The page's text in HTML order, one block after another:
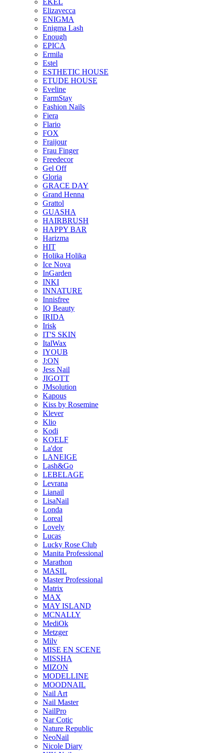
EKEL
Elizavecca
ENIGMA
Enigma Lash
Enough
EPICA
Ermila
Estel
ESTHETIC HOUSE
ETUDE HOUSE
Eveline
FarmStay
Fashion Nails
Fiera
Flario
FOX
Fraijour
Frau Finger
Freedecor
Gel Off
Gloria
GRACE DAY
Grand Henna
Grattol
GUASHA
HAIRBRUSH
HAPPY BAR
Harizma
HIT
Holika Holika
Ice Nova
InGarden
INKI
INNATURE
Innisfree
IQ Beauty
IRIDA
Irisk
IT'S SKIN
ItalWax
IYOUB
J:ON
Jess Nail
JIGOTT
JMsolution
Kapous
Kiss by Rosemine
Klever
Klio
Kodi
KOELF
La'dor
LANEIGE
Lash&Go
LEBELAGE
Levrana
Lianail
LisaNail
Londa
Loreal
Lovely
Lucas
Lucky Rose Club
Manita Professional
Marathon
MASIL
Master Professional
Matrix
MAX
MAY ISLAND
MCNALLY
MediOk
Metzger
Milv
MISE EN SCENE
MISSHA
MIZON
MODELLINE
MOODNAIL
Nail Art
Nail Master
NailPro
Nar Cotic
Nature Republic
NeoNail
Nicole Diary